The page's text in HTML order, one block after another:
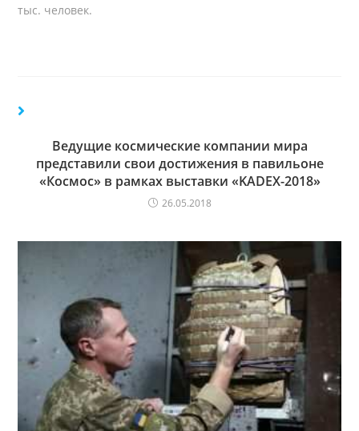
тыс. человек.
Ведущие космические компании мира
представили свои достижения в павильоне
«Космос» в рамках выставки «KADEX-2018»
26.05.2018